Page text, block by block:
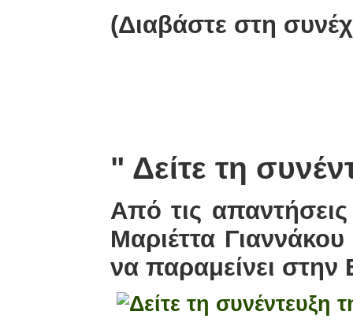
(Διαβάστε στη
" Δείτε τη
Από τις
Μαριέττα
να παραμείνει